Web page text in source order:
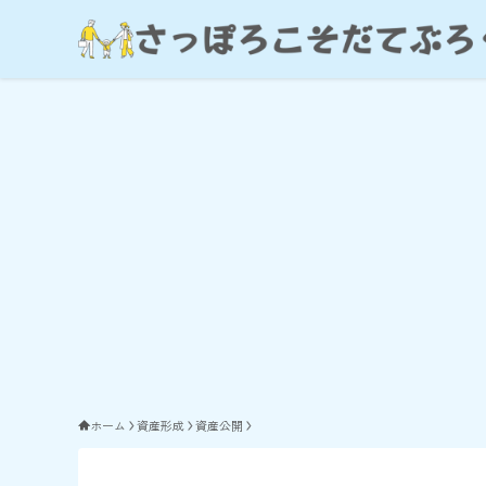
ホーム 資産形成 資産公開